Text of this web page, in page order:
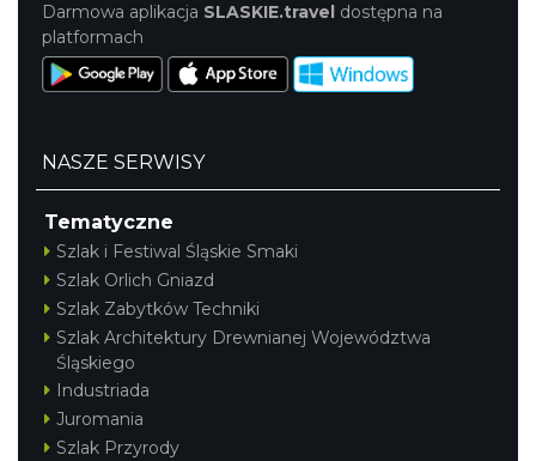
Darmowa aplikacja SLASKIE.travel dostępna na
platformach
NASZE SERWISY
Tematyczne
Szlak i Festiwal Śląskie Smaki
Szlak Orlich Gniazd
Szlak Zabytków Techniki
Szlak Architektury Drewnianej Województwa
Śląskiego
Industriada
Juromania
Szlak Przyrody